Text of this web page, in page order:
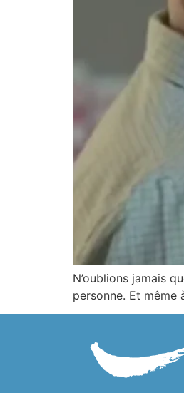
N’oublions jamais
personne. Et même